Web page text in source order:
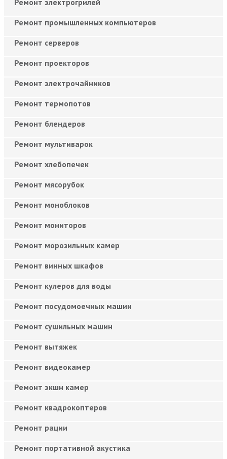
Ремонт промышленных компьютеров
Ремонт серверов
Ремонт проекторов
Ремонт электрочайников
Ремонт термопотов
Ремонт блендеров
Ремонт мультиварок
Ремонт хлебопечек
Ремонт мясорубок
Ремонт моноблоков
Ремонт мониторов
Ремонт морозильных камер
Ремонт винных шкафов
Ремонт кулеров для воды
Ремонт посудомоечных машин
Ремонт сушильных машин
Ремонт вытяжек
Ремонт видеокамер
Ремонт экшн камер
Ремонт квадрокоптеров
Ремонт рации
Ремонт портативной акустика